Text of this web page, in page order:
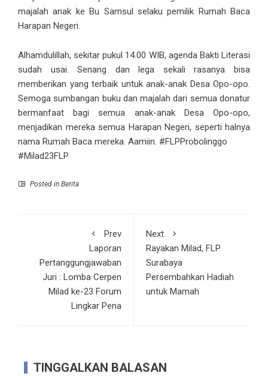
majalah anak ke Bu Samsul selaku pemilik Rumah Baca
Harapan Negeri.
Alhamdulillah, sekitar pukul 14.00 WIB, agenda Bakti Literasi
sudah usai. Senang dan lega sekali rasanya bisa
memberikan yang terbaik untuk anak-anak Desa Opo-opo.
Semoga sumbangan buku dan majalah dari semua donatur
bermanfaat bagi semua anak-anak Desa Opo-opo,
menjadikan mereka semua Harapan Negeri, seperti halnya
nama Rumah Baca mereka. Aamiin. #FLPProbolinggo
#Milad23FLP
Posted in Berita
Prev
Laporan
Pertanggungjawaban
Juri : Lomba Cerpen
Milad ke-23 Forum
Lingkar Pena
Next
Rayakan Milad, FLP
Surabaya
Persembahkan Hadiah
untuk Mamah
TINGGALKAN BALASAN